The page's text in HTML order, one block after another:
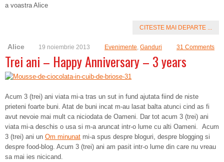
a voastra Alice
CITESTE MAI DEPARTE ...
Alice 19 noiembrie 2013 Evenimente, Ganduri 31 Comments
Trei ani – Happy Anniversary – 3 years
Acum 3 (trei) ani viata mi-a tras un sut in fund ajutata fiind de niste
prieteni foarte buni. Atat de buni incat m-au lasat balta atunci cind as fi
avut nevoie mai mult ca niciodata de Oameni. Dar tot acum 3 (trei) ani
viata mi-a deschis o usa si m-a aruncat intr-o lume cu alti Oameni. Acum
3 (trei) ani un Om minunat mi-a spus despre bloguri, despre blogging si
despre food-blog. Acum 3 (trei) ani am pasit intr-o lume din care nu vreau
sa mai ies nicicand.